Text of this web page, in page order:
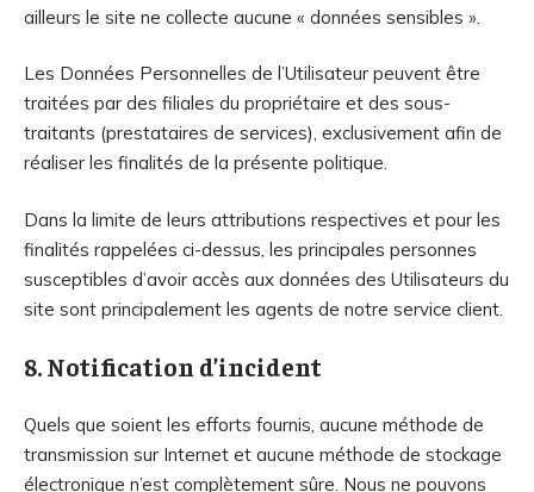
ailleurs le site ne collecte aucune « données sensibles ».
Les Données Personnelles de l’Utilisateur peuvent être
traitées par des filiales du propriétaire et des sous-
traitants (prestataires de services), exclusivement afin de
réaliser les finalités de la présente politique.
Dans la limite de leurs attributions respectives et pour les
finalités rappelées ci-dessus, les principales personnes
susceptibles d’avoir accès aux données des Utilisateurs du
site sont principalement les agents de notre service client.
8. Notification d’incident
Quels que soient les efforts fournis, aucune méthode de
transmission sur Internet et aucune méthode de stockage
électronique n’est complètement sûre. Nous ne pouvons